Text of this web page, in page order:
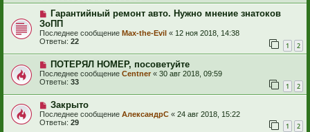
Гарантийный ремонт авто. Нужно мнение знатоков
ЗоПП
Последнее сообщение Max-the-Evil « 12 ноя 2018, 14:38
Ответы: 22 1 2
ПОТЕРЯЛ НОМЕР, посоветуйте
Последнее сообщение Centner « 30 авг 2018, 09:59
Ответы: 33 1 2
Закрыто
Последнее сообщение АлександрС « 24 авг 2018, 15:22
Ответы: 29 1 2